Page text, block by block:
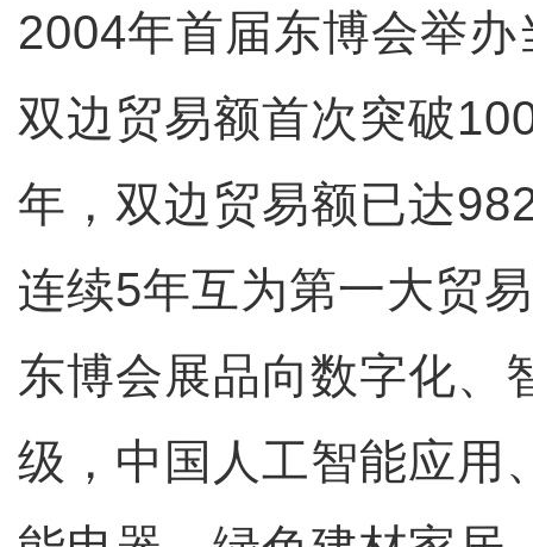
2004年首届东博会举
双边贸易额首次突破
年，双边贸易额已达
连续5年互为第一大贸
东博会展品向数字化、
级，中国人工智能应用